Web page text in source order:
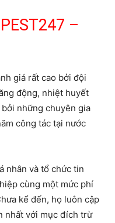
–
giá rất cao bởi đội
động, nhiệt huyết
những chuyên gia
công tác tại nước
nhân và tổ chức tin
cùng một mức phí
kể đến, họ luôn cập
nhất với mục đích trừ